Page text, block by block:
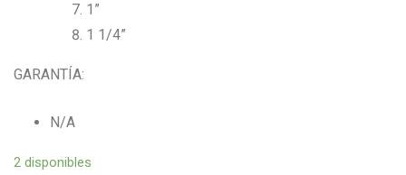
1”
1 1/4”
GARANTÍA:
N/A
2 disponibles